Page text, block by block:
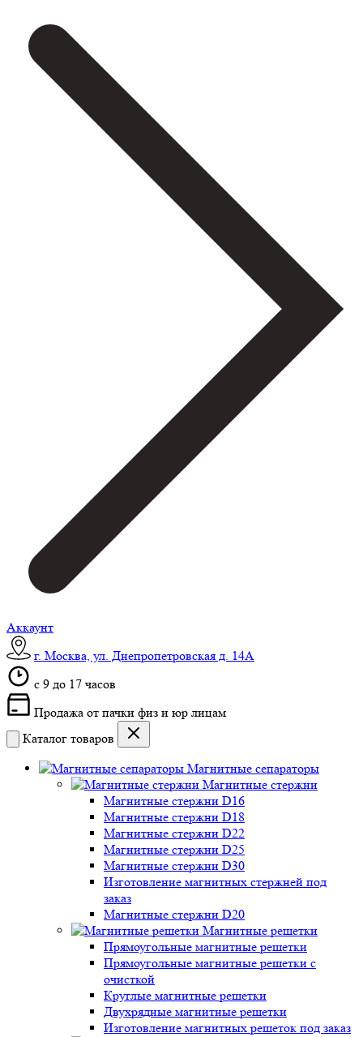
Аккаунт
г. Москва, ул. Днепропетровская д. 14А
c 9 до 17 часов
Продажа от пачки физ и юр лицам
Каталог товаров
Магнитные сепараторы
Магнитные стержни
Магнитные стержни D16
Магнитные стержни D18
Магнитные стержни D22
Магнитные стержни D25
Магнитные стержни D30
Изготовление магнитных стержней под
заказ
Магнитные стержни D20
Магнитные решетки
Прямоугольные магнитные решетки
Прямоугольные магнитные решетки с
очисткой
Круглые магнитные решетки
Двухрядные магнитные решетки
Изготовление магнитных решеток под заказ